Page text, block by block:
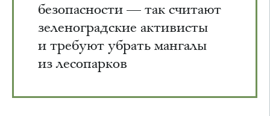
безопасности — так считают
зеленоградские активисты
и требуют убрать мангалы
из лесопарков